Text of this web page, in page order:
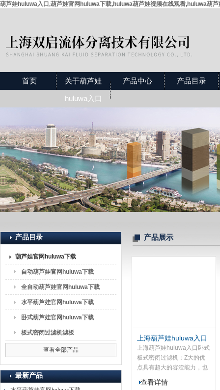
葫芦娃huluwa入口,葫芦娃官网huluwa下载,huluwa葫芦娃视频在线观看,huluwa葫
上海葫芦娃huluwa入口流体分离技术有限公司
首页 关于葫芦娃
huluwa入口
产品中心 产品目录
产品目录
葫芦娃官网huluwa下载
自动葫芦娃官网huluwa下载
全自动葫芦娃官网huluwa下载
水平葫芦娃官网huluwa下载
卧式葫芦娃官网huluwa下载
板式密闭过滤机滤板
查看全部产品
最新产品
产品展示
上海葫芦娃huluwa入口
卧式板式密闭过滤机
上海葫芦娃huluwa入口卧式
板式密闭过滤机：Z大的优
点具有超大的容渣能力，也
就是在工艺中要求较长的开
启时间，较大的容渣量时，
查看详情